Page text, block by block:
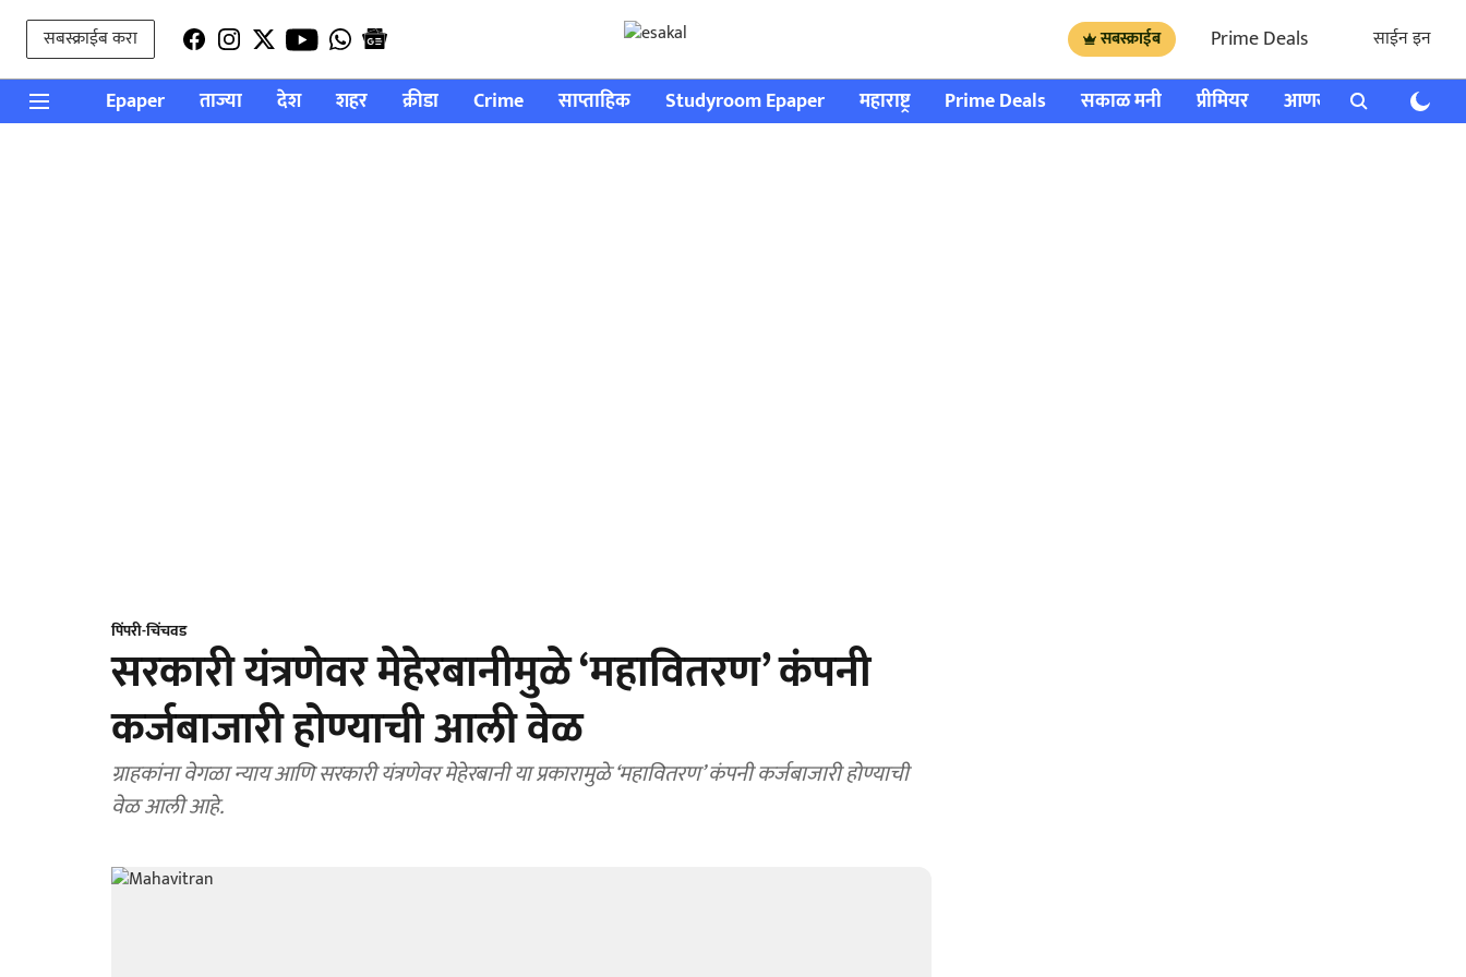
सबस्क्राईब करा सबस्क्राईब Prime Deals साईन इन
Epaper ताज्या देश शहर क्रीडा Crime साप्ताहिक Studyroom Epaper महाराष्ट्र Prime Deals सकाळ मनी प्रीमियर आणखी राशी भविष्य
पिंपरी-चिंचवड
सरकारी यंत्रणेवर मेहेरबानीमुळे ‘महावितरण’ कंपनी
कर्जबाजारी होण्याची आली वेळ
ग्राहकांना वेगळा न्याय आणि सरकारी यंत्रणेवर मेहेरबानी या प्रकारामुळे ‘महावितरण’ कंपनी कर्जबाजारी होण्याची
वेळ आली आहे.